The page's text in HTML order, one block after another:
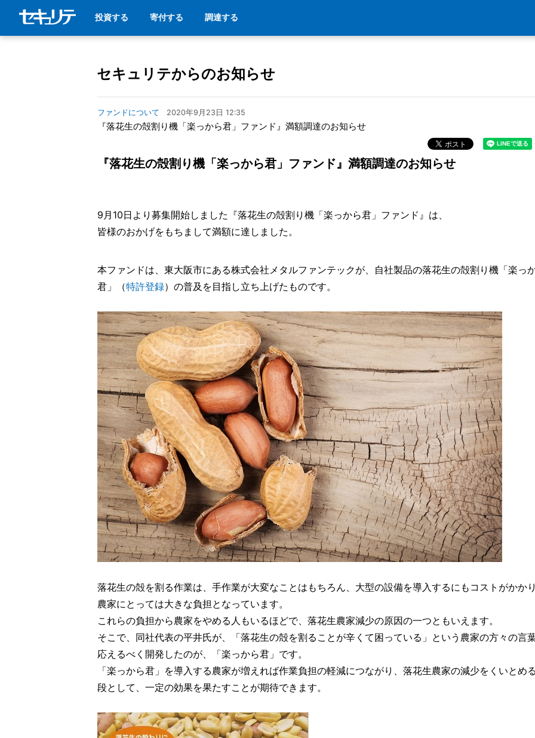
投資する 寄付する 調達する
セキュリテからのお知らせ
ファンドについて 2020年9月23日 12:35
『落花生の殻割り機「楽っから君」ファンド』満額調達のお知らせ
『落花生の殻割り機「楽っから君」ファンド』満額調達のお知らせ
9月10日より募集開始しました『落花生の殻割り機「楽っから君」ファンド』は、
皆様のおかげをもちまして満額に達しました。
本ファンドは、東大阪市にある株式会社メタルファンテックが、自社製品の落花生の殻割り機「楽っ
君」（特許登録）の普及を目指し立ち上げたものです。
落花生の殻を割る作業は、手作業が大変なことはもちろん、大型の設備を導入するにもコストがかか
農家にとっては大きな負担となっています。
これらの負担から農家をやめる人もいるほどで、落花生農家減少の原因の一つともいえます。
そこで、同社代表の平井氏が、「落花生の殻を割ることが辛くて困っている」という農家の方々の言
応えるべく開発したのが、「楽っから君」です。
「楽っから君」を導入する農家が増えれば作業負担の軽減につながり、落花生農家の減少をくいとめ
段として、一定の効果を果たすことが期待できます。